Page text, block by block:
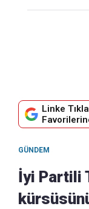
Linke
GÜNDEM
İyi Partili